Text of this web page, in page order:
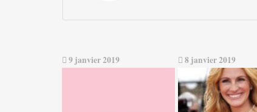
9 janvier 2019 8 janvier 2019